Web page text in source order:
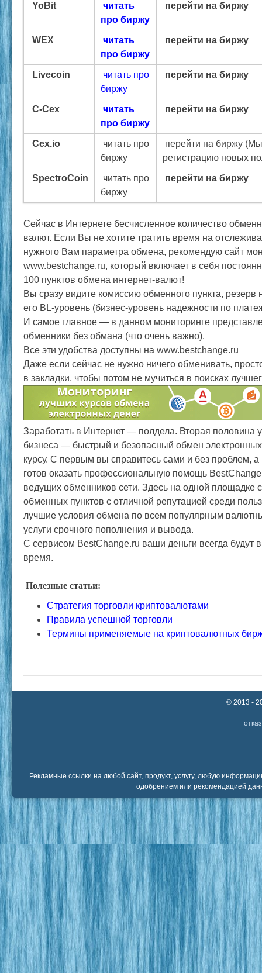
YoBit
читать
про биржу
перейти на биржу
WEX
читать
про биржу
перейти на биржу
Livecoin
читать про
биржу
перейти на биржу
C-Cex
читать
про биржу
перейти на биржу
Cex.io
читать про
биржу
перейти на биржу
регистрацию новых
SpectroCoin
читать про
биржу
перейти на биржу
Сейчас в Интернете бесчисленное количество
валют. Если Вы не хотите тратить время на
нужного Вам параметра обмена, рекомендую сайт
www.bestchange.ru, который включает в себя
100 пунктов обмена интернет-валют!
Вы сразу видите комиссию обменного пункта,
его BL-уровень (бизнес-уровень надежности по
И самое главное — в данном мониторинге
обменники без обмана (что очень важно).
Все эти удобства доступны на www.bestchange.ru
Даже если сейчас не нужно ничего обменивать,
в закладки, чтобы потом не мучиться в поисках
Заработать в Интернет — полдела. Вторая половина
бизнеса — быстрый и безопасный обмен
курсу. С первым вы справитесь сами и без проблем, а
готов оказать профессиональную помощь
ведущих обменников сети. Здесь на одной площадке
обменных пунктов с отличной репутацией среди
лучшие условия обмена по всем популярным
услуги срочного пополнения и вывода.
С сервисом BestChange.ru ваши деньги всегда будут
время.
Полезные статьи:
Стратегия торговли криптовалютами
Правила успешной торговли
Термины применяемые на криптовалютных
© 2013 -
Рекламные ссылки на любой сайт, продукт, услугу, любую
одобрением или рекомендацией